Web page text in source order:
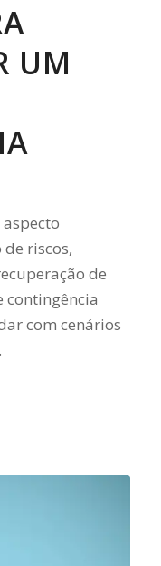
UM
riscos,
de
contingência
com cenários